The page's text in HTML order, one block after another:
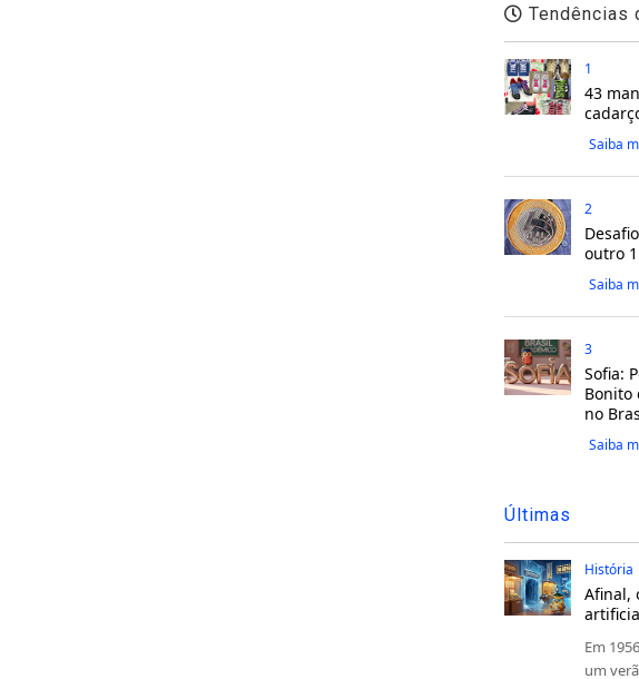
Tendências
1
43
Saiba
2
outro
Saiba
3
Sofia:
Bonito
no
Saiba
Últimas
História
Afinal,
Em
um